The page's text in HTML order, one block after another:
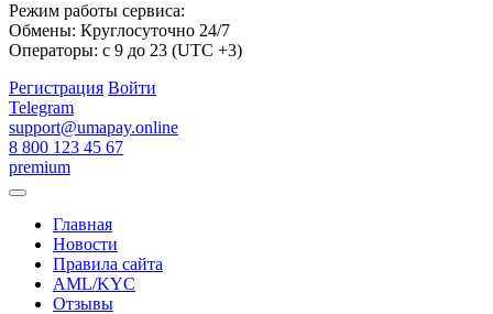
Режим работы сервиса:
Обмены: Круглосуточно 24/7
Операторы: с 9 до 23 (UTC +3)
Регистрация Войти
Telegram
support@umapay.online
8 800 123 45 67
premium
Главная
Новости
Правила сайта
AML/KYC
Отзывы